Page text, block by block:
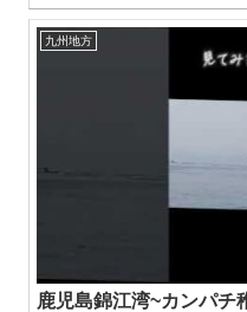
九州地方
鹿児島錦江湾~カンパチ